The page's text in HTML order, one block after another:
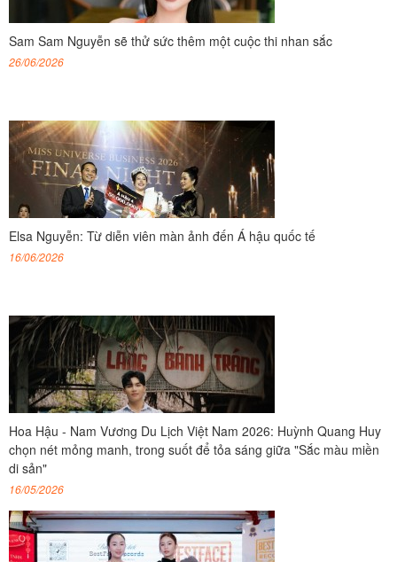
Sam Sam Nguyễn sẽ thử sức thêm một cuộc thi nhan sắc
26/06/2026
Elsa Nguyễn: Từ diễn viên màn ảnh đến Á hậu quốc tế
16/06/2026
Hoa Hậu - Nam Vương Du Lịch Việt Nam 2026: Huỳnh Quang Huy
chọn nét mỏng manh, trong suốt để tỏa sáng giữa "Sắc màu miền
di sản"
16/05/2026